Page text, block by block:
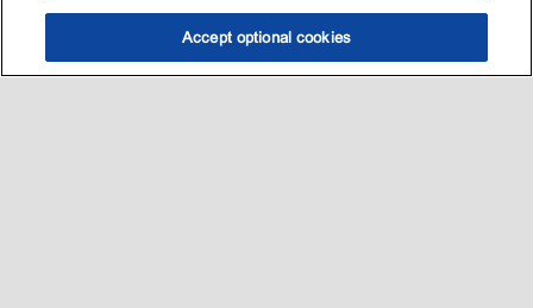
选油助手 查找门店
Accept optional cookies